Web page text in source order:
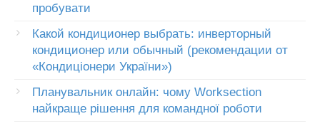
пробувати
Какой кондиционер выбрать: инверторный
кондиционер или обычный (рекомендации от
«Кондиціонери України»)
Планувальник онлайн: чому Worksection
найкраще рішення для командної роботи